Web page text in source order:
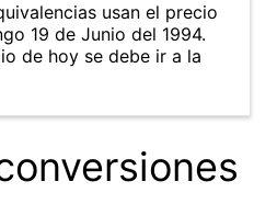
usan el precio
19 de Junio del 1994.
de hoy se debe ir a la